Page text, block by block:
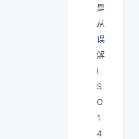
是
从
误
解
I
S
O
1
4